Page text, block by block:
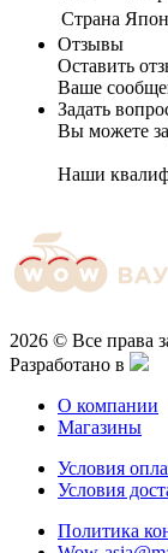
Cтрана
Отзывы
Оставить
Ваше
Задать
Вы можете
Наши
2026 © Все права
Разработано в
О компании
Магазины
Условия
Условия
Политика